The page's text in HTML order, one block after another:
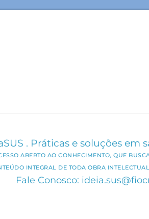
. Práticas e soluções em
ABERTO AO CONHECIMENTO, QUE
INTEGRAL DE TODA OBRA
Fale Conosco: